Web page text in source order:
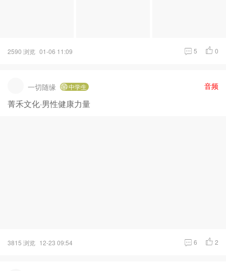
2590 浏览 01-06 11:09 5 0
一切随缘 中学生 音频
菁禾文化·男性健康力量
3815 浏览 12-23 09:54 6 2